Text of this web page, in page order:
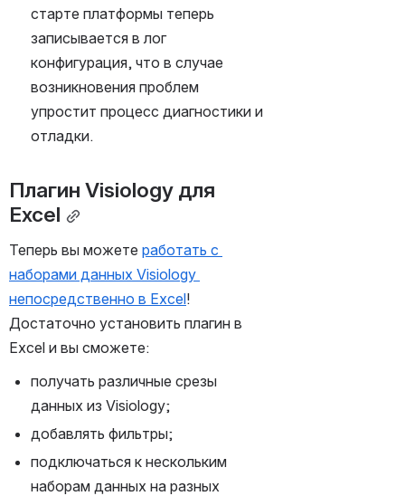
старте платформы теперь
записывается в лог
конфигурация, что в случае
возникновения проблем
упростит процесс диагностики и
отладки.
Плагин Visiology для
Excel
Теперь вы можете работать с
наборами данных Visiology
непосредственно в Excel!
Достаточно установить плагин в
Excel и вы сможете:
получать различные срезы
данных из Visiology;
добавлять фильтры​;
подключаться к нескольким
наборам данных на разных